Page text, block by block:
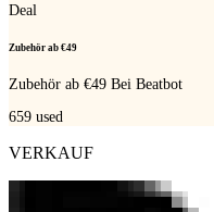
Deal
Zubehör ab €49
Zubehör ab €49 Bei Beatbot
659 used
VERKAUF